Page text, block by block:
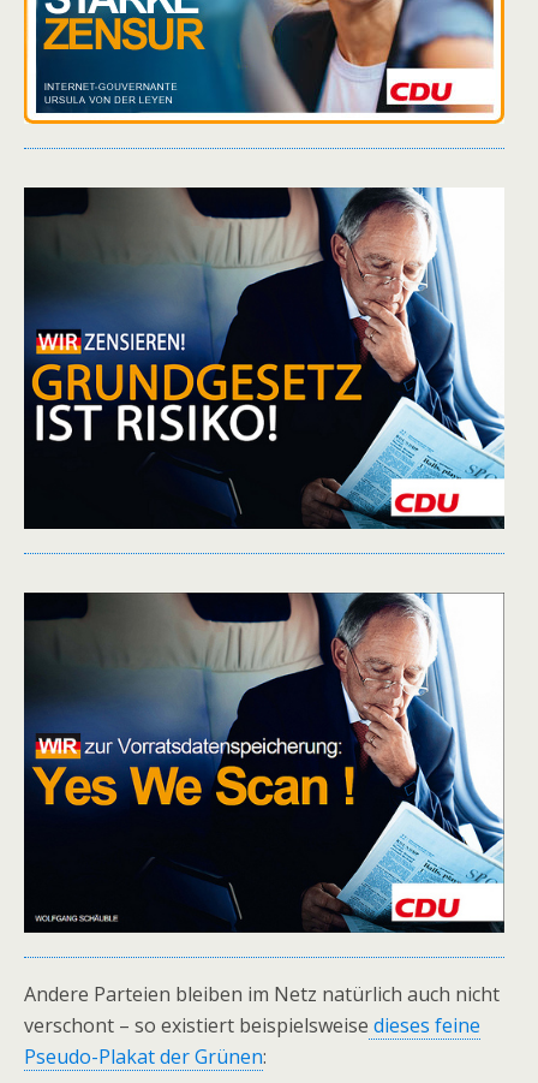
Andere Parteien bleiben im Netz natürlich auch nicht
verschont – so existiert beispielsweise dieses feine
Pseudo-Plakat der Grünen: